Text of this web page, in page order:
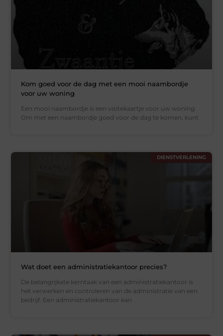
Kom goed voor de dag met een mooi naambordje
voor uw woning
Een mooi naambordje is een visitekaartje voor uw woning.
Om met een naambordje goed voor de dag te komen, kunt
DIENSTVERLENING
Wat doet een administratiekantoor precies?
De belangrijkste kerntaak van een administratiekantoor is
het verwerken en controleren van de administratie van een
bedrijf. Een administratiekantoor kan